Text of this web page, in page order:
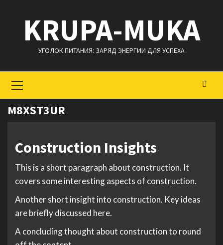
содержимому
KRUPA-MUKA
УГОЛОК ПИТАНИЯ: ЗАРЯД ЭНЕРГИИ ДЛЯ УСПЕХА
меню
M8XST3UR
Construction Insights
This is a short paragraph about construction. It
covers some interesting aspects of construction.
Another short insight into construction. Key ideas
are briefly discussed here.
A concluding thought about construction to round